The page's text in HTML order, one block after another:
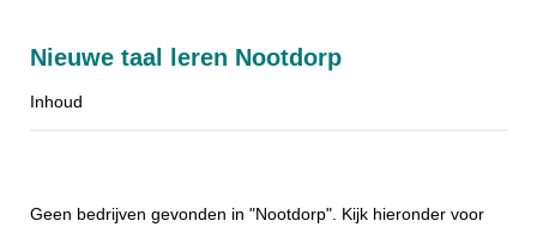
Nieuwe taal leren Nootdorp
Inhoud
Geen bedrijven gevonden in "Nootdorp". Kijk hieronder voor